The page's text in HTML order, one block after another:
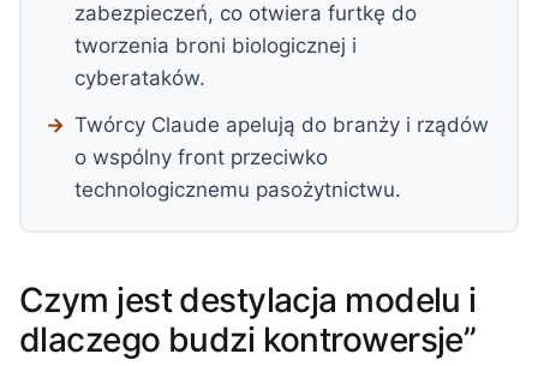
zabezpieczeń, co otwiera furtkę do
tworzenia broni biologicznej i
cyberataków.
Twórcy Claude apelują do branży i rządów
o wspólny front przeciwko
technologicznemu pasożytnictwu.
Czym jest destylacja modelu i
dlaczego budzi kontrowersje”